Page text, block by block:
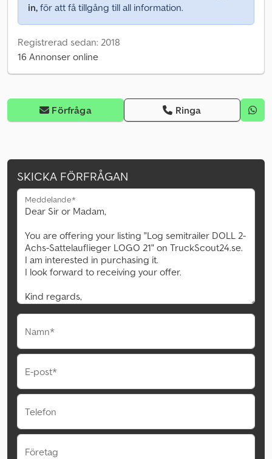
in, för att få tillgång till all information.
Registrerad sedan: 2018
16 Annonser online
Förfråga Ringa
SKICKA FÖRFRÅGAN
Meddelande*
Namn*
E-post*
Telefon
Företag